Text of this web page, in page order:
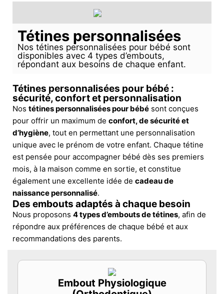
Tétines personnalisées
Nos tétines personnalisées pour bébé sont
disponibles avec 4 types d’embouts,
répondant aux besoins de chaque enfant.
Tétines personnalisées pour bébé :
sécurité, confort et personnalisation
Nos tétines personnalisées pour bébé sont conçues
pour offrir un maximum de confort, de sécurité et
d’hygiène, tout en permettant une personnalisation
unique avec le prénom de votre enfant. Chaque tétine
est pensée pour accompagner bébé dès ses premiers
mois, à la maison comme en sortie, et constitue
également une excellente idée de cadeau de
naissance personnalisé.
Des embouts adaptés à chaque besoin
Nous proposons 4 types d’embouts de tétines, afin de
répondre aux préférences de chaque bébé et aux
recommandations des parents.
Embout Physiologique